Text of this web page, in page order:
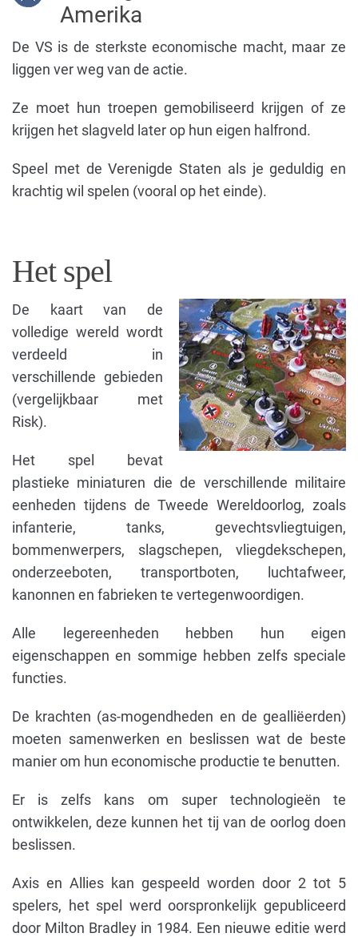
Amerika
De VS is de sterkste economische macht, maar ze
liggen ver weg van de actie.
Ze moet hun troepen gemobiliseerd krijgen of ze
krijgen het slagveld later op hun eigen halfrond.
Speel met de Verenigde Staten als je geduldig en
krachtig wil spelen (vooral op het einde).
Het spel
De kaart van de
volledige wereld wordt
verdeeld in
verschillende gebieden
(vergelijkbaar met
Risk).
Het spel bevat
plastieke miniaturen die de verschillende militaire
eenheden tijdens de Tweede Wereldoorlog, zoals
infanterie, tanks, gevechtsvliegtuigen,
bommenwerpers, slagschepen, vliegdekschepen,
onderzeeboten, transportboten, luchtafweer,
kanonnen en fabrieken te vertegenwoordigen.
Alle legereenheden hebben hun eigen
eigenschappen en sommige hebben zelfs speciale
functies.
De krachten (as-mogendheden en de gealliëerden)
moeten samenwerken en beslissen wat de beste
manier om hun economische productie te benutten.
Er is zelfs kans om super technologieën te
ontwikkelen, deze kunnen het tij van de oorlog doen
beslissen.
Axis en Allies kan gespeeld worden door 2 tot 5
spelers, het spel werd oorspronkelijk gepubliceerd
door Milton Bradley in 1984. Een nieuwe editie werd